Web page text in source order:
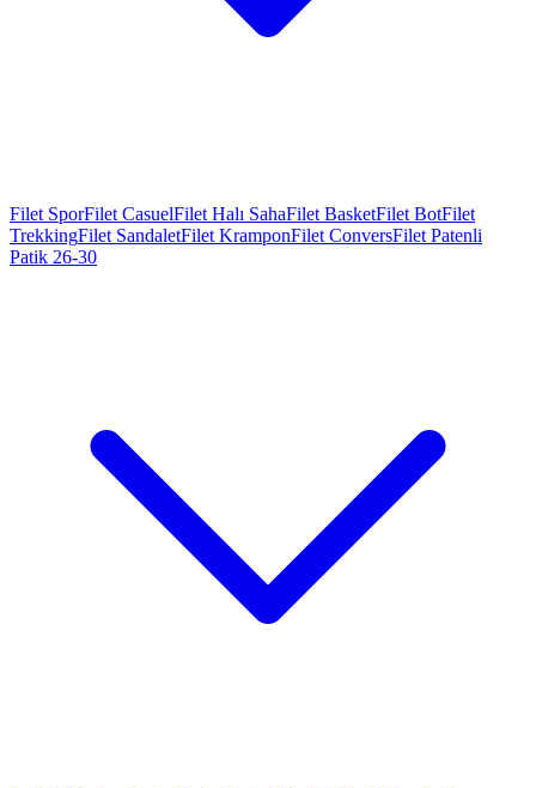
Filet SporFilet CasuelFilet Halı SahaFilet BasketFilet BotFilet
TrekkingFilet SandaletFilet KramponFilet ConversFilet Patenli
Patik 26-30